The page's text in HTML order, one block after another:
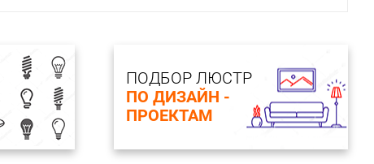
ПОДБОР ЛЮСТР
ПО ДИЗАЙН -
ПРОЕКТАМ